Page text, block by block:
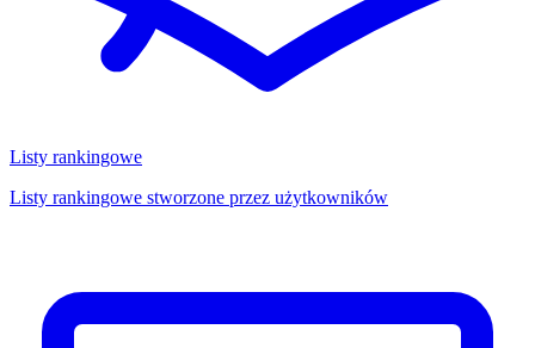
Listy rankingowe
Listy rankingowe stworzone przez użytkowników